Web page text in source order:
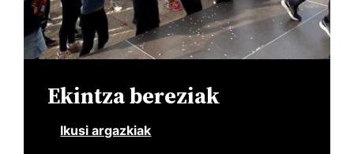
Ekintza bereziak
Ikusi argazkiak